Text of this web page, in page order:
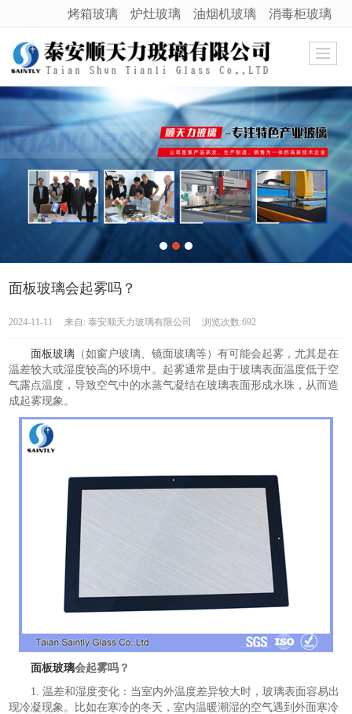
很遗憾，因您的浏览器版本过低导致无法获得最佳浏览体验，推荐下载安装谷歌浏览器！
烤箱玻璃 炉灶玻璃 油烟机玻璃 消毒柜玻璃
面板玻璃会起雾吗？
2024-11-11 来自:泰安顺天力玻璃有限公司 浏览次数:692
面板玻璃 （如窗户玻璃、镜面玻璃等）有可能会起雾，尤其是在
温差较大或湿度较高的环境中。起雾通常是由于玻璃表面温度低于空
气露点温度，导致空气中的水蒸气凝结在玻璃表面形成水珠，从而造
成起雾现象。
面板玻璃会起雾吗？
1. 温差和湿度变化：当室内外温度差异较大时，玻璃表面容易出
现冷凝现象。比如在寒冷的冬天，室内温暖潮湿的空气遇到外面寒冷